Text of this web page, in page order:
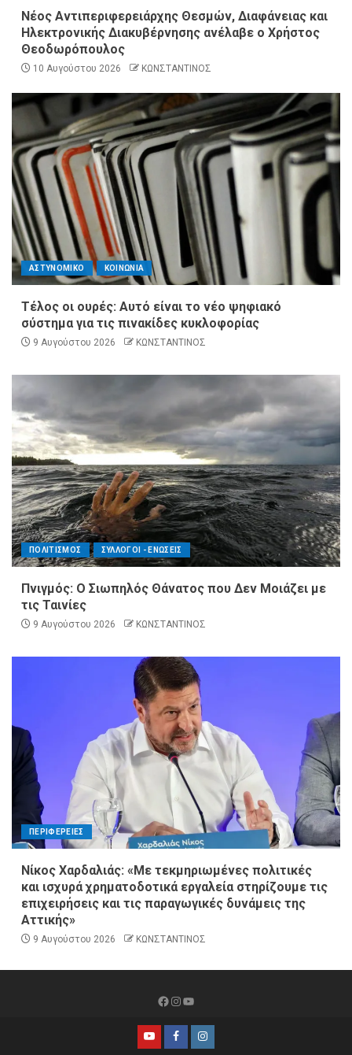
Νέος Αντιπεριφερειάρχης Θεσμών, Διαφάνειας και
Ηλεκτρονικής Διακυβέρνησης ανέλαβε ο Χρήστος
Θεοδωρόπουλος
10 Αυγούστου 2026 ΚΩΝΣΤΑΝΤΙΝΟΣ
ΑΣΤΥΝΟΜΙΚΟ ΚΟΙΝΩΝΙΑ
Τέλος οι ουρές: Αυτό είναι το νέο ψηφιακό
σύστημα για τις πινακίδες κυκλοφορίας
9 Αυγούστου 2026 ΚΩΝΣΤΑΝΤΙΝΟΣ
ΠΟΛΙΤΙΣΜΟΣ ΣΥΛΛΟΓΟΙ - ΕΝΩΣΕΙΣ
Πνιγμός: Ο Σιωπηλός Θάνατος που Δεν Μοιάζει με
τις Ταινίες
9 Αυγούστου 2026 ΚΩΝΣΤΑΝΤΙΝΟΣ
ΠΕΡΙΦΕΡΕΙΕΣ
Νίκος Χαρδαλιάς: «Με τεκμηριωμένες πολιτικές
και ισχυρά χρηματοδοτικά εργαλεία στηρίζουμε τις
επιχειρήσεις και τις παραγωγικές δυνάμεις της
Αττικής»
9 Αυγούστου 2026 ΚΩΝΣΤΑΝΤΙΝΟΣ